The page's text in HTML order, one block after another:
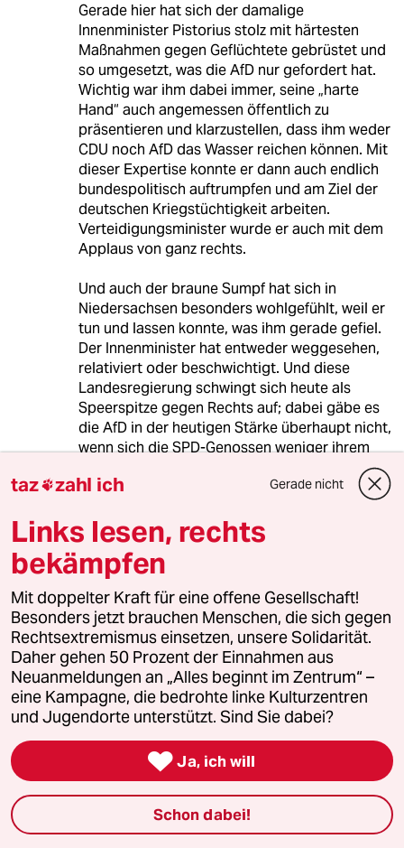
Gerade hier hat sich der damalige
Innenminister Pistorius stolz mit härtesten
Maßnahmen gegen Geflüchtete gebrüstet und
so umgesetzt, was die AfD nur gefordert hat.
Wichtig war ihm dabei immer, seine „harte
Hand“ auch angemessen öffentlich zu
präsentieren und klarzustellen, dass ihm weder
CDU noch AfD das Wasser reichen können. Mit
dieser Expertise konnte er dann auch endlich
bundespolitisch auftrumpfen und am Ziel der
deutschen Kriegstüchtigkeit arbeiten.
Verteidigungsminister wurde er auch mit dem
Applaus von ganz rechts.
Und auch der braune Sumpf hat sich in
Niedersachsen besonders wohlgefühlt, weil er
tun und lassen konnte, was ihm gerade gefiel.
Der Innenminister hat entweder weggesehen,
relativiert oder beschwichtigt. Und diese
Landesregierung schwingt sich heute als
Speerspitze gegen Rechts auf; dabei gäbe es
die AfD in der heutigen Stärke überhaupt nicht,
wenn sich die SPD-Genossen weniger ihrem
Sozialdemokratischen Werten verpflichtet
MS Matthias Schindler
21.01.2024,15:23 Uhr
Liebe Taz, übernehmt doch mal bitte keine
Zahlen von der Polizei sondern von den
Veranstaltern. In München sind es heute schon
200.000.
meistkommentiert
1 Wehrplicht in Deutschland
Zwangsdienst ist nie gut, auch nicht für
taz zahl ich Gerade nicht
Links lesen, rechts
bekämpfen
Mit doppelter Kraft für eine offene Gesellschaft!
Besonders jetzt brauchen Menschen, die sich gegen
Rechtsextremismus einsetzen, unsere Solidarität.
Daher gehen 50 Prozent der Einnahmen aus
Neuanmeldungen an „Alles beginnt im Zentrum“ –
eine Kampagne, die bedrohte linke Kulturzentren
und Jugendorte unterstützt. Sind Sie dabei?
 Ja, ich will
Schon dabei!